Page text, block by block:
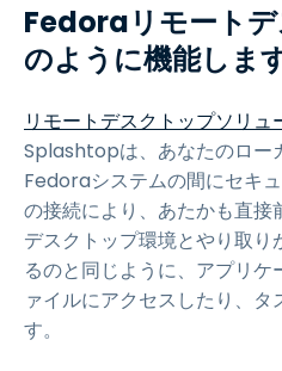
Fedoraリモート
のように機能しま
リモートデスクトップソリュ
Splashtopは、あなたのロー
Fedoraシステムの間にセキ
の接続により、あたかも直
デスクトップ環境とやり取
るのと同じように、アプリ
ァイルにアクセスしたり、
す。